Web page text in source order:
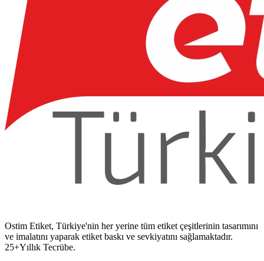
Ostim Etiket, Türkiye'nin her yerine tüm etiket çeşitlerinin tasarımını
ve imalatını yaparak etiket baskı ve sevkiyatını sağlamaktadır.
25+Yıllık Tecrübe.